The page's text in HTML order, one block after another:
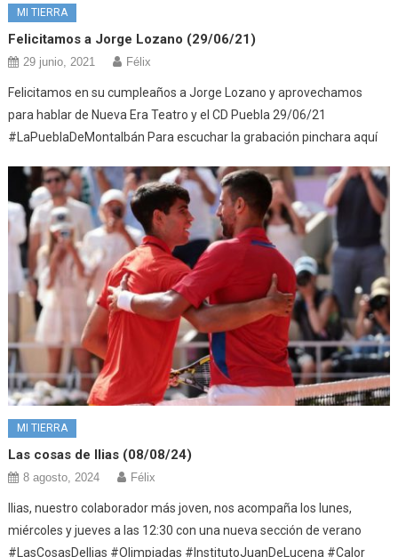
MI TIERRA
Felicitamos a Jorge Lozano (29/06/21)
29 junio, 2021 Félix
Felicitamos en su cumpleaños a Jorge Lozano y aprovechamos
para hablar de Nueva Era Teatro y el CD Puebla 29/06/21
#LaPueblaDeMontalbán Para escuchar la grabación pinchara aquí
MI TIERRA
Las cosas de Ilias (08/08/24)
8 agosto, 2024 Félix
Ilias, nuestro colaborador más joven, nos acompaña los lunes,
miércoles y jueves a las 12:30 con una nueva sección de verano
#LasCosasDeIlias #Olimpiadas #InstitutoJuanDeLucena #Calor